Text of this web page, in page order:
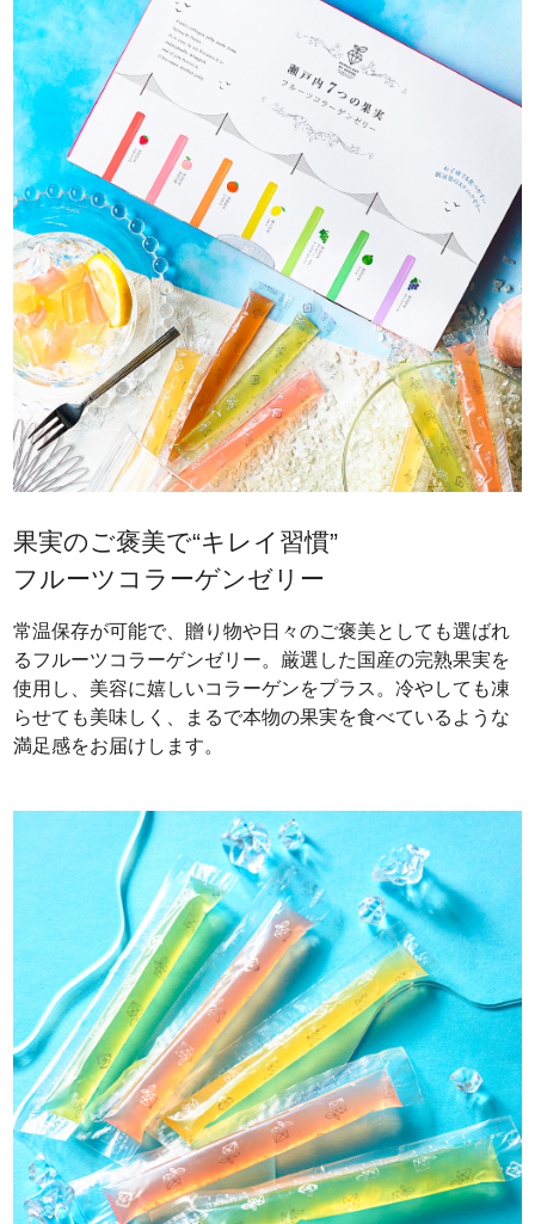
果実のご褒美で“キレイ習慣”
フルーツコラーゲンゼリー
常温保存が可能で、贈り物や日々のご褒美としても選ばれ
るフルーツコラーゲンゼリー。厳選した国産の完熟果実を
使用し、美容に嬉しいコラーゲンをプラス。冷やしても凍
らせても美味しく、まるで本物の果実を食べているような
満足感をお届けします。